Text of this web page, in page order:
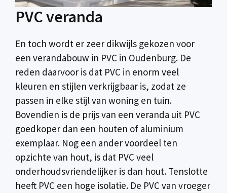
PVC veranda
En toch wordt er zeer dikwijls gekozen voor
een verandabouw in PVC in Oudenburg. De
reden daarvoor is dat PVC in enorm veel
kleuren en stijlen verkrijgbaar is, zodat ze
passen in elke stijl van woning en tuin.
Bovendien is de prijs van een veranda uit PVC
goedkoper dan een houten of aluminium
exemplaar. Nog een ander voordeel ten
opzichte van hout, is dat PVC veel
onderhoudsvriendelijker is dan hout. Tenslotte
heeft PVC een hoge isolatie. De PVC van vroeger